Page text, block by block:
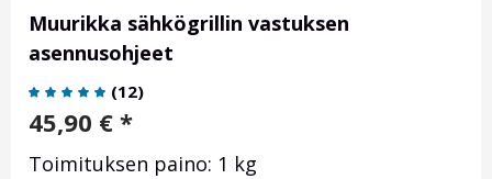
Muurikka sähkögrillin vastuksen
asennusohjeet
(12)
45,90 € *
Toimituksen paino: 1 kg